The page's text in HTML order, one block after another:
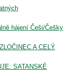
hájení Češi/Češky
A CELÝ
SATANSKÉ